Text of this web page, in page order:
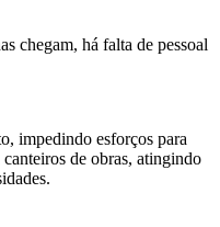
chegam, há falta de pessoal
impedindo esforços para
de obras, atingindo